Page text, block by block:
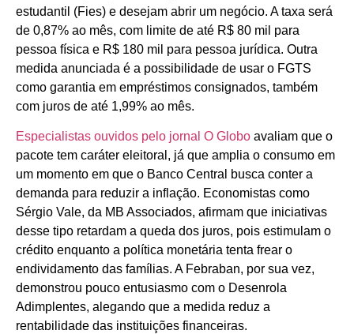
estudantil (Fies) e desejam abrir um negócio. A taxa será
de 0,87% ao mês, com limite de até R$ 80 mil para
pessoa física e R$ 180 mil para pessoa jurídica. Outra
medida anunciada é a possibilidade de usar o FGTS
como garantia em empréstimos consignados, também
com juros de até 1,99% ao mês.
Especialistas ouvidos pelo jornal O Globo avaliam que o
pacote tem caráter eleitoral, já que amplia o consumo em
um momento em que o Banco Central busca conter a
demanda para reduzir a inflação. Economistas como
Sérgio Vale, da MB Associados, afirmam que iniciativas
desse tipo retardam a queda dos juros, pois estimulam o
crédito enquanto a política monetária tenta frear o
endividamento das famílias. A Febraban, por sua vez,
demonstrou pouco entusiasmo com o Desenrola
Adimplentes, alegando que a medida reduz a
rentabilidade das instituições financeiras.